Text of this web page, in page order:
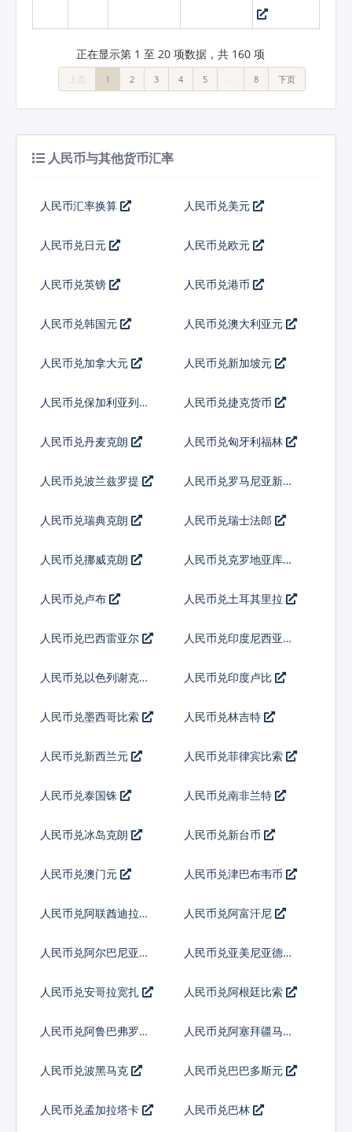
正在显示第 1 至 20 项数据，共 160 项
上页 1 2 3 4 5 … 8 下页
人民币与其他货币汇率
人民币汇率换算 人民币兑美元
人民币兑日元 人民币兑欧元
人民币兑英镑 人民币兑港币
人民币兑韩国元 人民币兑澳大利亚元
人民币兑加拿大元 人民币兑新加坡元
人民币兑保加利亚列弗 人民币兑捷克货币
人民币兑丹麦克朗 人民币兑匈牙利福林
人民币兑波兰兹罗提
人民币兑罗马尼亚新列
人民币兑瑞典克朗 人民币兑瑞士法郎
人民币兑挪威克朗 人民币兑克罗地亚库纳
人民币兑卢布 人民币兑土耳其里拉
人民币兑巴西雷亚尔
人民币兑印度尼西亚卢
人民币兑以色列谢克尔 人民币兑印度卢比
人民币兑墨西哥比索 人民币兑林吉特
人民币兑新西兰元 人民币兑菲律宾比索
人民币兑泰国铢 人民币兑南非兰特
人民币兑冰岛克朗 人民币兑新台币
人民币兑澳门元 人民币兑津巴布韦币
人民币兑阿联酋迪拉姆
人民币兑阿富汗尼
人民币兑阿尔巴尼亚列
人民币兑亚美尼亚德拉
人民币兑安哥拉宽扎 人民币兑阿根廷比索
人民币兑阿鲁巴弗罗林
人民币兑阿塞拜疆马纳
人民币兑波黑马克 人民币兑巴巴多斯元
人民币兑孟加拉塔卡 人民币兑巴林